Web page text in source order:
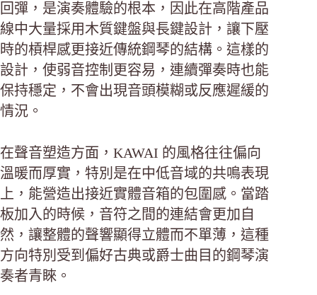
回彈，是演奏體驗的根本，因此在高階產品
線中大量採用木質鍵盤與長鍵設計，讓下壓
時的槓桿感更接近傳統鋼琴的結構。這樣的
設計，使弱音控制更容易，連續彈奏時也能
保持穩定，不會出現音頭模糊或反應遲緩的
情況。
在聲音塑造方面，KAWAI 的風格往往偏向
溫暖而厚實，特別是在中低音域的共鳴表現
上，能營造出接近實體音箱的包圍感。當踏
板加入的時候，音符之間的連結會更加自
然，讓整體的聲響顯得立體而不單薄，這種
方向特別受到偏好古典或爵士曲目的鋼琴演
奏者青睞。